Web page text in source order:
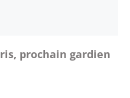
prochain gardien